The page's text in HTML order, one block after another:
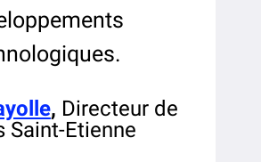
, Directeur de
Saint-Etienne